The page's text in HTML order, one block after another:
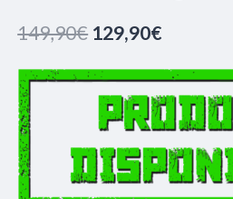
149,90€ Il
prezzo
originale
era:
149,90€.
129,90€Il
prezzo
attuale
è: